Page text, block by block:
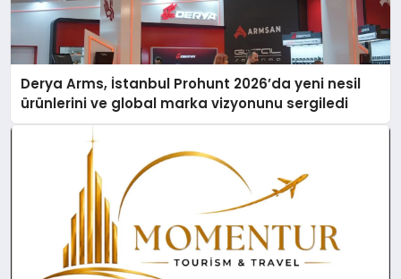
Derya Arms, İstanbul Prohunt 2026’da yeni nesil
ürünlerini ve global marka vizyonunu sergiledi